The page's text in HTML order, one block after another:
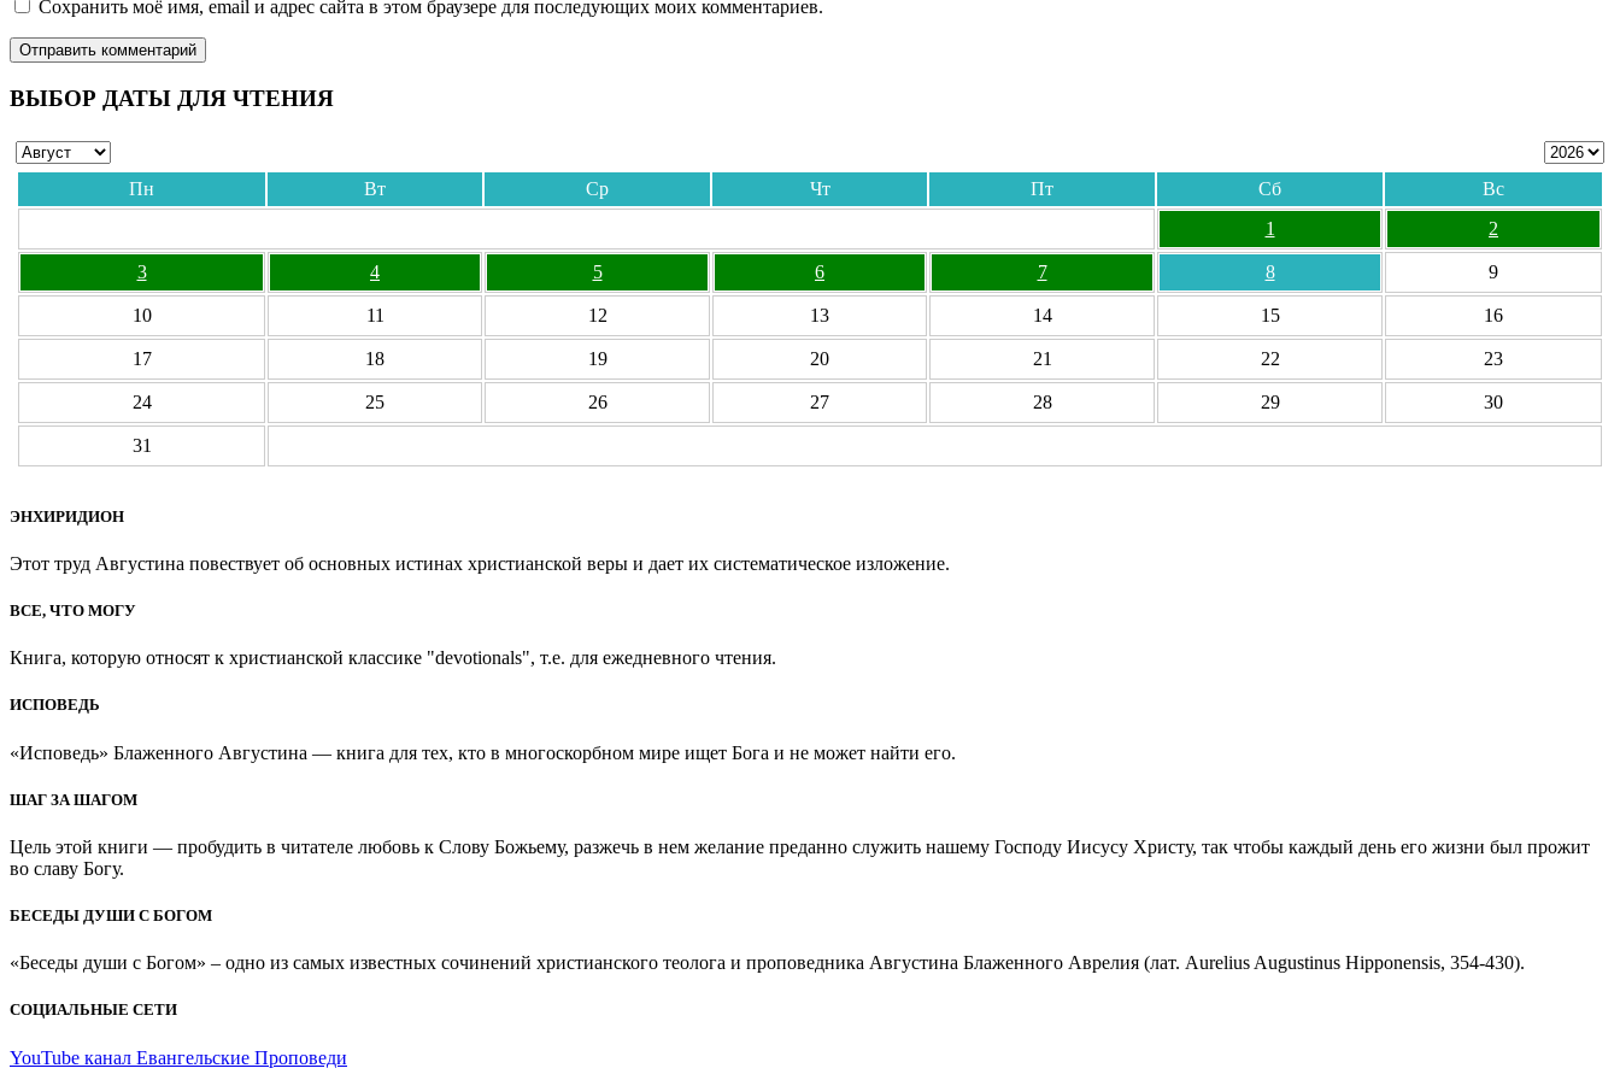
Сохранить моё имя, email и адрес сайта в этом браузере для последующих моих комментариев.
ВЫБОР ДАТЫ ДЛЯ ЧТЕНИЯ
Пн Вт Ср Чт Пт Сб
Вс
1
2
3 4 5 6 7 8 9
10 11 12 13 14 15 16
17 18 19 20 21 22 23
24 25 26 27 28 29 30
31
ЭНХИРИДИОН
Этот труд Августина повествует об основных истинах христианской веры и дает их систематическое изложение.
ВСЕ, ЧТО МОГУ
Книга, которую относят к христианской классике "devotionals", т.е. для ежедневного чтения.
ИСПОВЕДЬ
«Исповедь» Блаженного Августина — книга для тех, кто в многоскорбном мире ищет Бога и не может найти его.
ШАГ ЗА ШАГОМ
Цель этой книги — пробудить в читателе любовь к Слову Божьему, разжечь в нем желание преданно служить нашему Господу Иисусу Христу, так чтобы каждый день его жизни был прожит
во славу Богу.
БЕСЕДЫ ДУШИ С БОГОМ
«Беседы души с Богом» – одно из самых известных сочинений христианского теолога и проповедника Августина Блаженного Аврелия (лат. Aurelius Augustinus Hipponensis, 354-430).
СОЦИАЛЬНЫЕ СЕТИ
YouTube канал Евангельские Проповеди